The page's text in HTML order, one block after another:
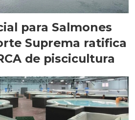
para Salmones
Suprema ratifica
de piscicultura